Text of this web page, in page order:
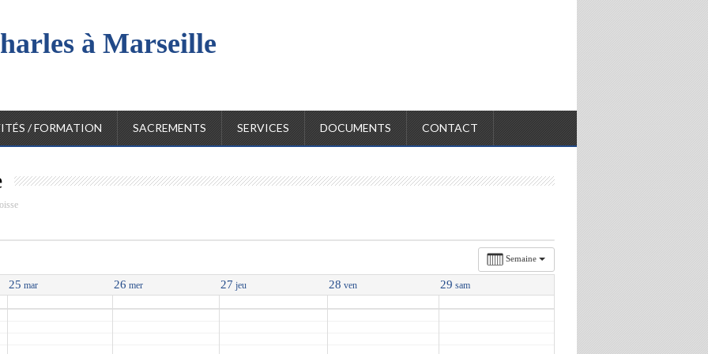
à Marseille
/ FORMATION SACREMENTS SERVICES DOCUMENTS CONTACT
Semaine
25 mar 26 mer 27 jeu 28 ven 29 sam